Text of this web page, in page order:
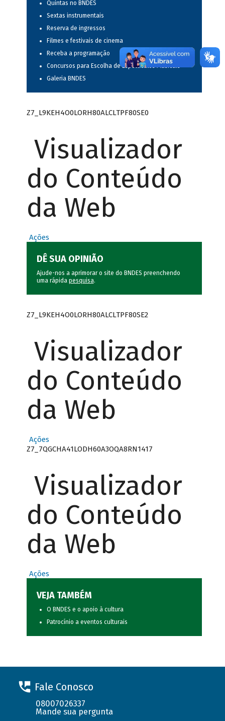
Quintas no BNDES
Sextas instrumentais
Reserva de ingressos
Filmes e festivais de cinema
Receba a programação
Concursos para Escolha de Espetáculos Musicais
Galeria BNDES
Z7_L9KEH4O0LORH80ALCLTPF80SE0
Visualizador
do Conteúdo
da Web
Ações
DÊ SUA OPINIÃO
Ajude-nos a aprimorar o site do BNDES preenchendo
uma rápida pesquisa.
Z7_L9KEH4O0LORH80ALCLTPF80SE2
Visualizador
do Conteúdo
da Web
Ações
Z7_7QGCHA41LODH60A3OQA8RN1417
Visualizador
do Conteúdo
da Web
Ações
VEJA TAMBÉM
O BNDES e o apoio à cultura
Patrocínio a eventos culturais
Fale Conosco
08007026337
Mande sua pergunta